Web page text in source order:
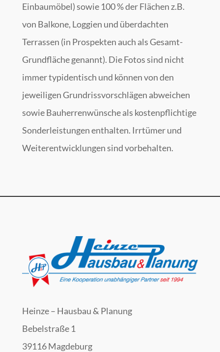
Einbaumöbel) sowie 100 % der Flächen z.B.
von Balkone, Loggien und überdachten
Terrassen (in Prospekten auch als Gesamt-
Grundfläche genannt). Die Fotos sind nicht
immer typidentisch und können von den
jeweiligen Grundrissvorschlägen abweichen
sowie Bauherrenwünsche als kostenpflichtige
Sonderleistungen enthalten. Irrtümer und
Weiterentwicklungen sind vorbehalten.
Heinze – Hausbau & Planung
Bebelstraße 1
39116 Magdeburg